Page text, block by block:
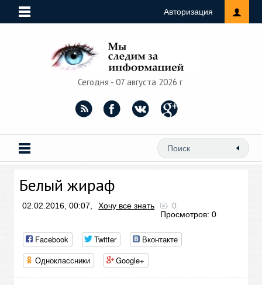
Авторизация
Сегодня - 07 августа 2026 г
Белый жираф
02.02.2016, 00:07, Хочу все знать
0
Просмотров: 0
Facebook Twitter
Вконтакте
Одноклассники
Google+